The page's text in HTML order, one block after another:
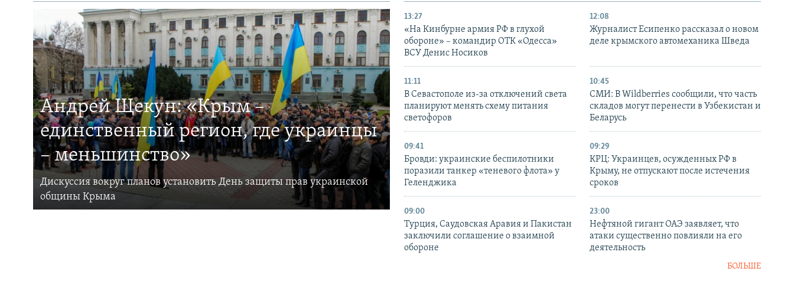
Андрей Щекун: «Крым –
единственный регион, где украинцы
– меньшинство»
Дискуссия вокруг планов установить День защиты прав украинской
общины Крыма
13:27
«На Кинбурне армия РФ в глухой
обороне» – командир ОТК «Одесса»
ВСУ Денис Носиков
12:08
Журналист Есипенко рассказал о новом
деле крымского автомеханика Шведа
11:11
В Севастополе из-за отключений света
планируют менять схему питания
светофоров
10:45
СМИ: В Wildberries сообщили, что часть
складов могут перенести в Узбекистан и
Беларусь
09:41
Бровди: украинские беспилотники
поразили танкер «теневого флота» у
Геленджика
09:29
КРЦ: Украинцев, осужденных РФ в
Крыму, не отпускают после истечения
сроков
09:00
Турция, Саудовская Аравия и Пакистан
заключили соглашение о взаимной
обороне
23:00
Нефтяной гигант ОАЭ заявляет, что
атаки существенно повлияли на его
деятельность
БОЛЬШЕ